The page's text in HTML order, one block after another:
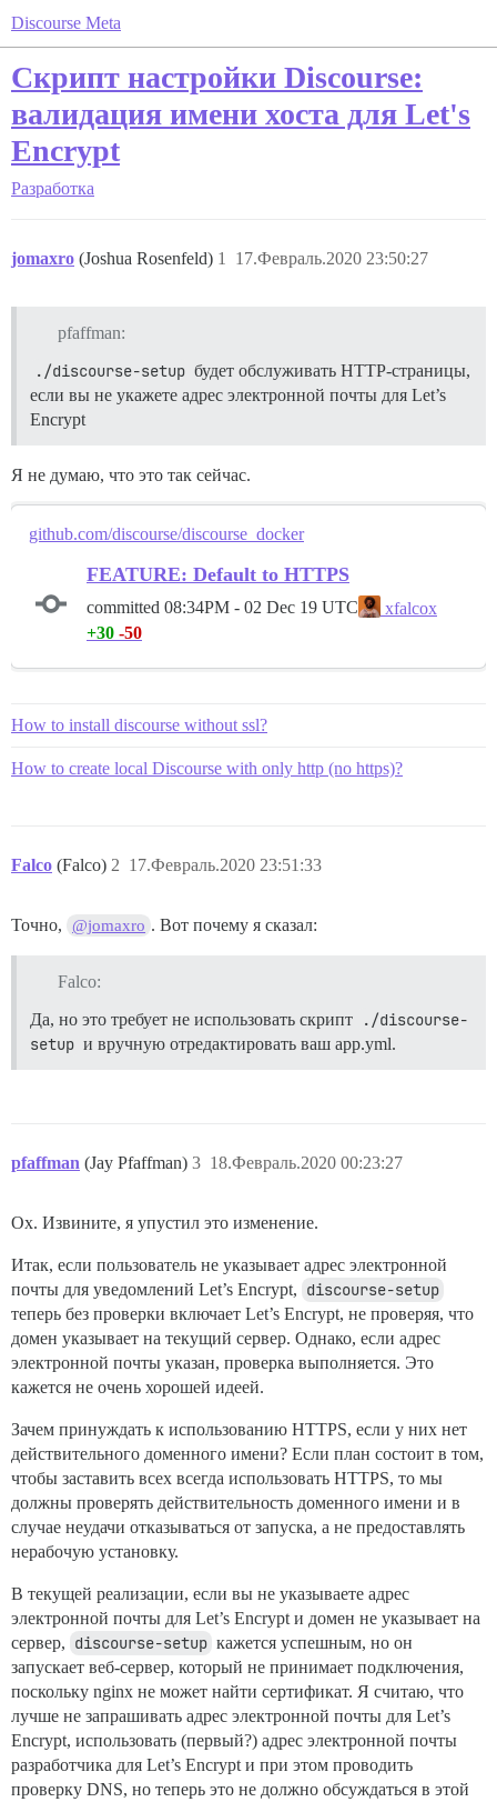
Discourse Meta
Скрипт настройки Discourse:
валидация имени хоста для Let's
Encrypt
Разработка
jomaxro (Joshua Rosenfeld) 17.Февраль.2020 23:50:27
1
pfaffman:
./discourse-setup будет обслуживать HTTP-страницы,
если вы не укажете адрес электронной почты для Let’s
Encrypt
Я не думаю, что это так сейчас.
github.com/discourse/discourse_docker
FEATURE: Default to HTTPS
committed 08:34PM - 02 Dec 19 UTC
xfalcox
+30 -50
How to install discourse without ssl?
How to create local Discourse with only http (no https)?
Falco (Falco) 17.Февраль.2020 23:51:33
2
Точно, @jomaxro . Вот почему я сказал:
Falco:
Да, но это требует не использовать скрипт
./discourse-
setup и вручную отредактировать ваш app.yml.
pfaffman (Jay Pfaffman) 18.Февраль.2020 00:23:27
3
Ох. Извините, я упустил это изменение.
Итак, если пользователь не указывает адрес электронной
почты для уведомлений Let’s Encrypt, discourse-setup
теперь без проверки включает Let’s Encrypt, не проверяя, что
домен указывает на текущий сервер. Однако, если адрес
электронной почты указан, проверка выполняется. Это
кажется не очень хорошей идеей.
Зачем принуждать к использованию HTTPS, если у них нет
действительного доменного имени? Если план состоит в том,
чтобы заставить всех всегда использовать HTTPS, то мы
должны проверять действительность доменного имени и в
случае неудачи отказываться от запуска, а не предоставлять
нерабочую установку.
В текущей реализации, если вы не указываете адрес
электронной почты для Let’s Encrypt и домен не указывает на
сервер, discourse-setup кажется успешным, но он
запускает веб-сервер, который не принимает подключения,
поскольку nginx не может найти сертификат. Я считаю, что
лучше не запрашивать адрес электронной почты для Let’s
Encrypt, использовать (первый?) адрес электронной почты
разработчика для Let’s Encrypt и при этом проводить
проверку DNS, но теперь это не должно обсуждаться в этой